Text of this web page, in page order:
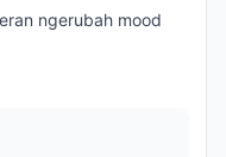
ngerubah mood